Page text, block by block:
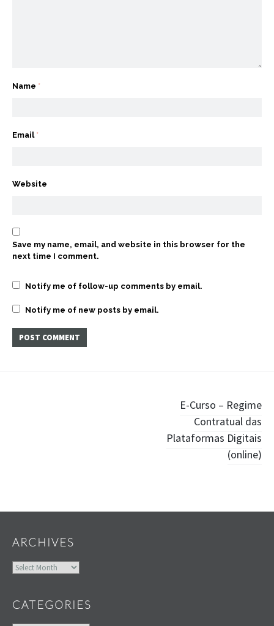
Name *
Email *
Website
Save my name, email, and website in this browser for the
next time I comment.
Notify me of follow-up comments by email.
Notify me of new posts by email.
E-Curso – Regime
Contratual das
Plataformas Digitais
(online)
ARCHIVES
Archives
CATEGORIES